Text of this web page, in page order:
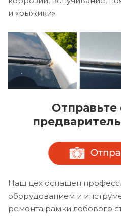
и «рыжики».
Наш цех оснащен
оборудованием и
ремонта рамки лобового